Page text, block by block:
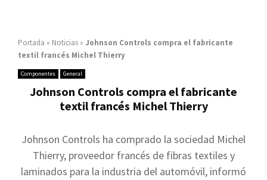
Portada » Noticias » Johnson Controls compra el fabricante
textil francés Michel Thierry
Componentes General
Johnson Controls compra el fabricante
textil francés Michel Thierry
Johnson Controls ha comprado la sociedad Michel
Thierry, proveedor francés de fibras textiles y
laminados para la industria del automóvil, informó